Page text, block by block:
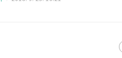
후에 불리한 조건이 될 수 있기에
수 있을까요? 직장인 5년으로 돈